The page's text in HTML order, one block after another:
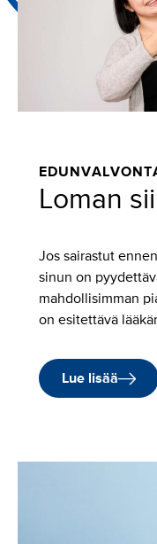
Loman
Jos sairastut
sinun on
mahdollisimman
on esitettävä
Lue lisää